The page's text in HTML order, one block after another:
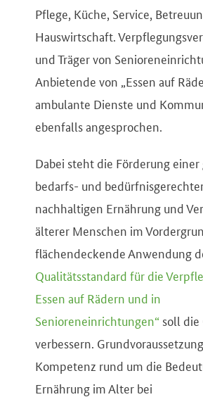
Pflege, Küche, Service,
Hauswirtschaft.
und Träger von
Anbietende von „Essen auf
ambulante Dienste und
ebenfalls angesprochen.
Dabei steht die Förderung einer
bedarfs- und
nachhaltigen Ernährung und
älterer Menschen im
flächendeckende Anwendung
Qualitätsstandard für die
Essen auf Rädern und in
Senioreneinrichtungen“soll die
verbessern.
Kompetenz rund um die
Ernährung im Alter bei